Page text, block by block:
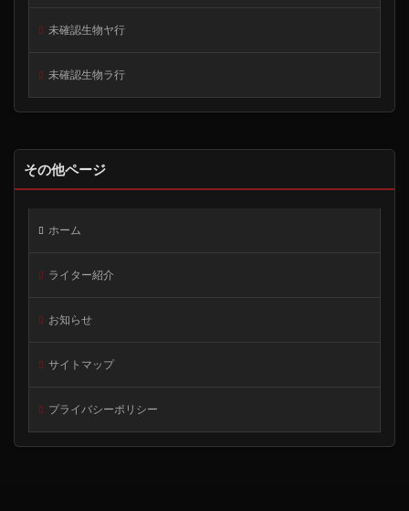
未確認生物ヤ行
未確認生物ラ行
その他ページ
ホーム
ライター紹介
お知らせ
サイトマップ
プライバシーポリシー